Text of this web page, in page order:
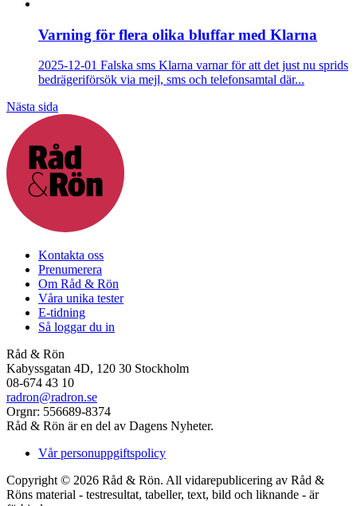
Varning för flera olika bluffar med Klarna
2025-12-01 Falska sms Klarna varnar för att det just nu sprids
bedrägeriförsök via mejl, sms och telefonsamtal där...
Nästa sida
Kontakta oss
Prenumerera
Om Råd & Rön
Våra unika tester
E-tidning
Så loggar du in
Råd & Rön
Kabyssgatan 4D, 120 30 Stockholm
08-674 43 10
radron@radron.se
Orgnr: 556689-8374
Råd & Rön är en del av Dagens Nyheter.
Vår personuppgiftspolicy
Copyright © 2026 Råd & Rön. All vidarepublicering av Råd &
Röns material - testresultat, tabeller, text, bild och liknande - är